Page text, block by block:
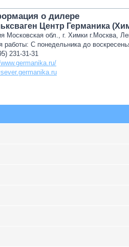
о дилере
Центр Германика
Московская обл., г. Химки г.Москва,
работы: С понедельника до
231-31-31